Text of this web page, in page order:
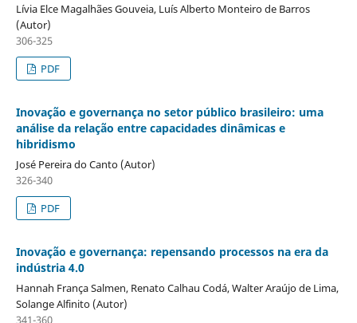
Lívia Elce Magalhães Gouveia, Luís Alberto Monteiro de Barros
(Autor)
306-325
PDF
Inovação e governança no setor público brasileiro: uma
análise da relação entre capacidades dinâmicas e
hibridismo
José Pereira do Canto (Autor)
326-340
PDF
Inovação e governança: repensando processos na era da
indústria 4.0
Hannah França Salmen, Renato Calhau Codá, Walter Araújo de Lima,
Solange Alfinito (Autor)
341-360